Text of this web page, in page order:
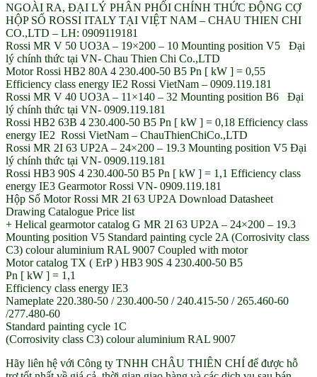
NGOÀI RA, ĐẠI LÝ PHÂN PHỐI CHÍNH THỨC ĐỘNG CỢ
HỘP SỐ ROSSI ITALY TẠI VIỆT NAM – CHAU THIEN CHI
CO.,LTD – LH: 0909119181
Rossi MR V 50 UO3A – 19×200 – 10 Mounting position V5 Đại
lý chính thức tại VN- Chau Thien Chi Co.,LTD
Motor Rossi HB2 80A 4 230.400-50 B5 Pn [ kW ] = 0,55
Efficiency class energy IE2 Rossi VietNam – 0909.119.181
Rossi MR V 40 UO3A – 11×140 – 32 Mounting position B6 Đại
lý chính thức tại VN- 0909.119.181
Rossi HB2 63B 4 230.400-50 B5 Pn [ kW ] = 0,18 Efficiency class
energy IE2 Rossi VietNam – ChauThienChiCo.,LTD
Rossi MR 2I 63 UP2A – 24×200 – 19.3 Mounting position V5 Đại
lý chính thức tại VN- 0909.119.181
Rossi HB3 90S 4 230.400-50 B5 Pn [ kW ] = 1,1 Efficiency class
energy IE3 Gearmotor Rossi VN- 0909.119.181
Hộp Số Motor Rossi MR 2I 63 UP2A Download Datasheet
Drawing Catalogue Price list
+ Helical gearmotor catalog G MR 2I 63 UP2A – 24×200 – 19.3
Mounting position V5 Standard painting cycle 2A (Corrosivity class
C3) colour aluminium RAL 9007 Coupled with motor
Motor catalog TX ( ErP ) HB3 90S 4 230.400-50 B5
Pn [ kW ] = 1,1
Efficiency class energy IE3
Nameplate 220.380-50 / 230.400-50 / 240.415-50 / 265.460-60
/277.480-60
Standard painting cycle 1C
(Corrosivity class C3) colour aluminium RAL 9007
Hãy liên hệ với Công ty TNHH CHÂU THIÊN CHÍ để được hỗ